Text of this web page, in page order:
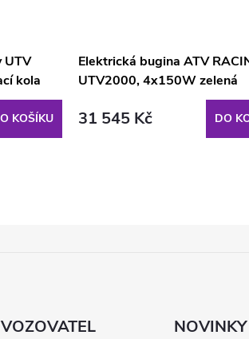
UTV
kola
KOŠÍKU
Elektrická bugina ATV
UTV2000, 4x150W zelená
31 545 Kč DO